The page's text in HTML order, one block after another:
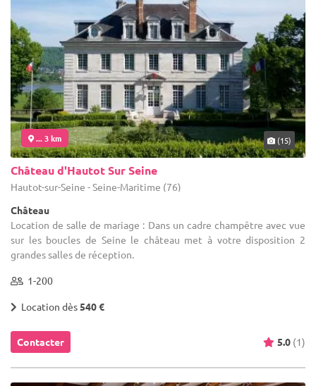
... 3 km (15)
Château d'Hautot Sur Seine
Hautot-sur-Seine - Seine-Maritime (76)
Château
Location de salle de mariage : Dans un cadre champêtre avec vue
sur les boucles de Seine le château met à votre disposition 2
grandes salles de réception.
1-200
Location dès540 €
Contacter 5.0 (1)